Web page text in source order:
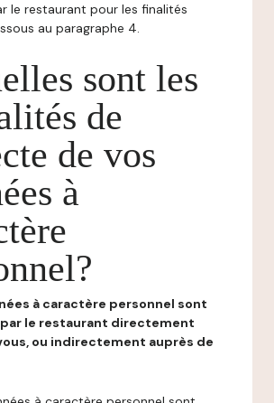
le restaurant pour les finalités
au paragraphe 4.
sont les
de
de vos
à
à caractère personnel sont
le restaurant directement
ou indirectement auprès de